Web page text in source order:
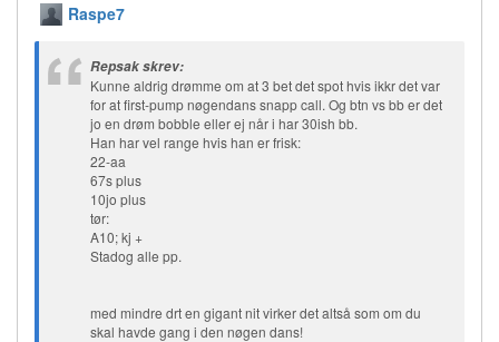
Raspe7
Repsak skrev:
Kunne aldrig drømme om at 3 bet det spot hvis ikkr det var
for at first-pump nøgendans snapp call. Og btn vs bb er det
jo en drøm bobble eller ej når i har 30ish bb.
Han har vel range hvis han er frisk:
22-aa
67s plus
10jo plus
tør:
A10; kj +
Stadog alle pp.
med mindre drt en gigant nit virker det altså som om du
skal havde gang i den nøgen dans!